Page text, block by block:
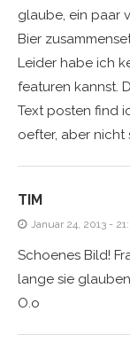
glaube, ein paar
Bier
Leider habe ich
featuren kannst.
Text posten find
oefter, aber nicht
TIM
Januar 24, 2013 -
Schoenes Bild!
lange sie
O.o